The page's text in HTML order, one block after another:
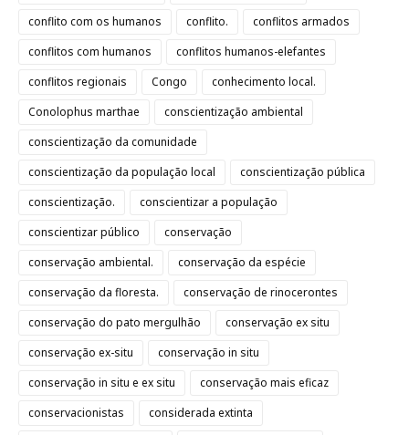
conflito com os humanos
conflito.
conflitos armados
conflitos com humanos
conflitos humanos-elefantes
conflitos regionais
Congo
conhecimento local.
Conolophus marthae
conscientização ambiental
conscientização da comunidade
conscientização da população local
conscientização pública
conscientização.
conscientizar a população
conscientizar público
conservação
conservação ambiental.
conservação da espécie
conservação da floresta.
conservação de rinocerontes
conservação do pato mergulhão
conservação ex situ
conservação ex-situ
conservação in situ
conservação in situ e ex situ
conservação mais eficaz
conservacionistas
considerada extinta